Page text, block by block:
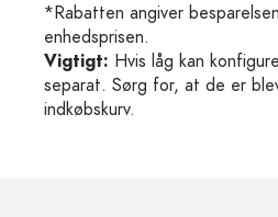
*Rabatten angiver
enhedsprisen.
Vigtigt: Hvis låg kan
separat. Sørg for, at de er
indkøbskurv.